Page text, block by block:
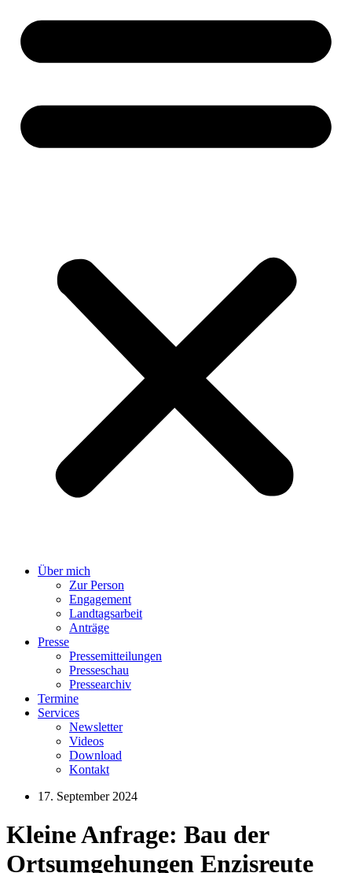
Über mich
Zur Person
Engagement
Landtagsarbeit
Anträge
Presse
Pressemitteilungen
Presseschau
Pressearchiv
Termine
Services
Newsletter
Videos
Download
Kontakt
17. September 2024
Kleine Anfrage: Bau der
Ortsumgehungen Enzisreute